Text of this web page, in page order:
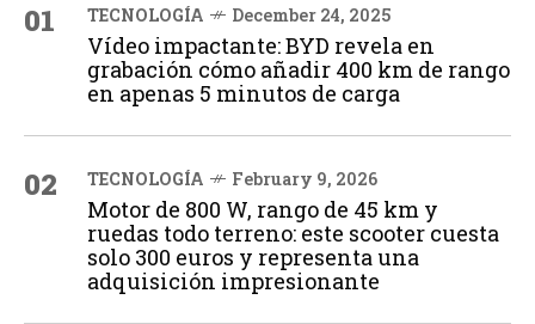
01 TECNOLOGÍA December 24, 2025
Vídeo impactante: BYD revela en
grabación cómo añadir 400 km de rango
en apenas 5 minutos de carga
02 TECNOLOGÍA February 9, 2026
Motor de 800 W, rango de 45 km y
ruedas todo terreno: este scooter cuesta
solo 300 euros y representa una
adquisición impresionante